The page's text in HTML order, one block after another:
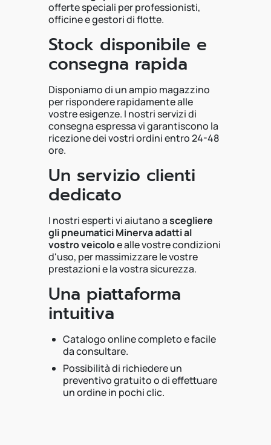
offerte speciali per professionisti,
officine e gestori di flotte.
Stock disponibile e
consegna rapida
Disponiamo di un ampio magazzino
per rispondere rapidamente alle
vostre esigenze. I nostri servizi di
consegna espressa vi garantiscono la
ricezione dei vostri ordini entro 24-48
ore.
Un servizio clienti
dedicato
I nostri esperti vi aiutano ascegliere
gli pneumatici Minerva adatti al
vostro veicoloe alle vostre condizioni
d'uso, per massimizzare le vostre
prestazioni e la vostra sicurezza.
Una piattaforma
intuitiva
Catalogo online completo e facile
da consultare.
Possibilità di richiedere un
preventivo gratuito o di effettuare
un ordine in pochi clic.